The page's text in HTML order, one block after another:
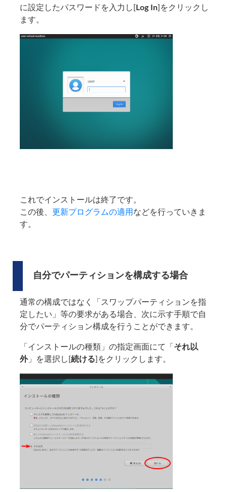
に設定したパスワードを入力し[Log In]をクリックし
ます。
これでインストールは終了です。
この後、
更新プログラムの適用 などを行っていきま
す。
自分でパーティションを構成する場合
通常の構成ではなく「スワップパーティションを指
定したい」等の要求がある場合、次に示す手順で自
分でパーティション構成を行うことができます。
「インストールの種類」の指定画面にて「 それ以
外」を選択し[続ける]をクリックします。